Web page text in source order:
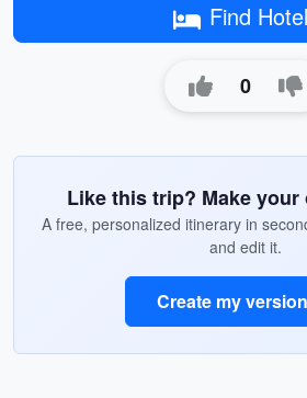
Find
0
Like this trip? Make your
A free, personalized itinerary in
and edit it.
Create my version